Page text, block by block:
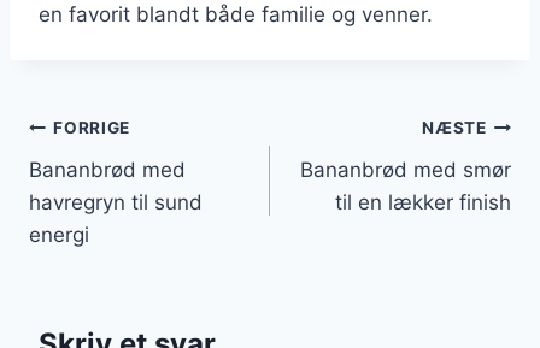
en favorit blandt både familie og venner.
Indlægsnavigation
FORRIGE
Bananbrød med
havregryn til sund
energi
NÆSTE
Bananbrød med smør
til en lækker finish